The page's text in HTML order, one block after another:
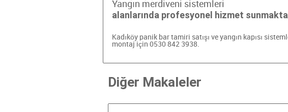
Yangın merdiveni sistemleri
alanlarında profesyonel hizmet
Kadıköy panik bar tamiri satışı ve yangın kapısı
montaj için 0530 842 3938.
Diğer Makaleler